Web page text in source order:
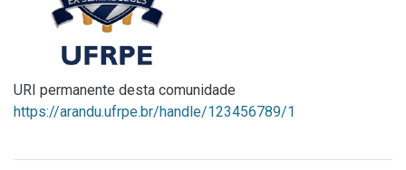
URI permanente desta comunidade
https://arandu.ufrpe.br/handle/123456789/1